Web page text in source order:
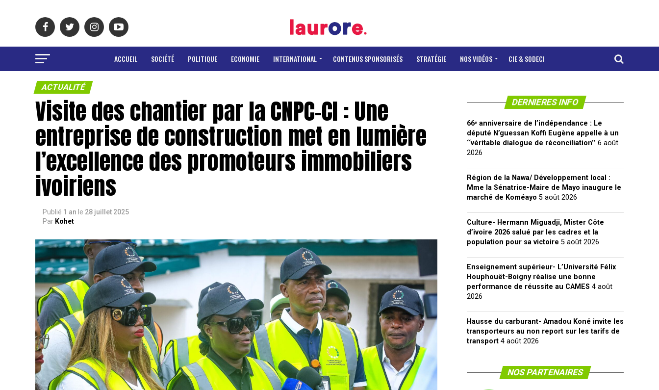
ACCUEIL SOCIÉTÉ POLITIQUE ECONOMIE INTERNATIONAL CONTENUS SPONSORISÉS STRATÉGIE NOS VIDÉOS CIE & SODECI
ACTUALITÉ
Visite des chantier par la CNPC-CI : Une
entreprise de construction met en lumière
l’excellence des promoteurs immobiliers
ivoiriens
Publié 1 an le 28 juillet 2025
Par Kohet
DERNIERES INFO
66ᵉ anniversaire de l’indépendance : Le
député N’guessan Koffi Eugène appelle à un
‘‘véritable dialogue de réconciliation’’ 6 août
2026
Région de la Nawa/ Développement local :
Mme la Sénatrice-Maire de Mayo inaugure le
marché de Koméayo 5 août 2026
Culture- Hermann Miguadji, Mister Côte
d’ivoire 2026 salué par les cadres et la
population pour sa victoire 5 août 2026
Enseignement supérieur- L’Université Félix
Houphouët-Boigny réalise une bonne
performance de réussite au CAMES 4 août
2026
Hausse du carburant- Amadou Koné invite les
transporteurs au non report sur les tarifs de
transport 4 août 2026
NOS PARTENAIRES